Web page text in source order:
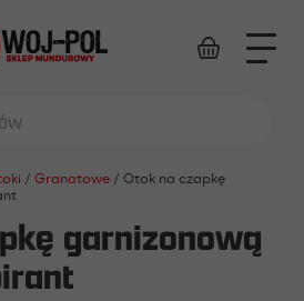
/ Granatowe / Otok na czapkę
garnizonową